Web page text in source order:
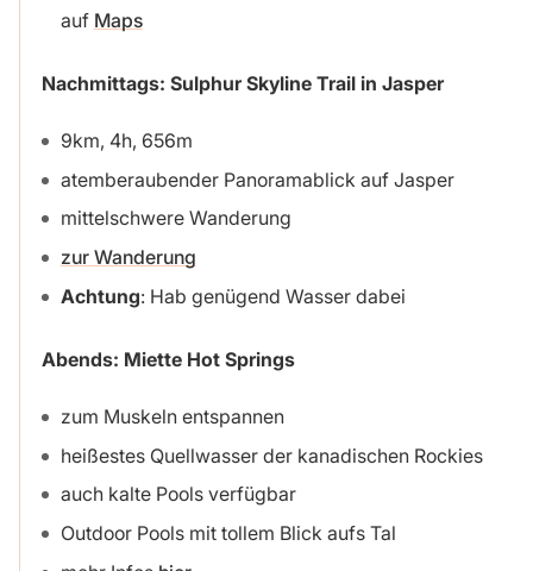
auf Maps
Nachmittags: Sulphur Skyline Trail in Jasper
9km, 4h, 656m
atemberaubender Panoramablick auf Jasper
mittelschwere Wanderung
zur Wanderung
Achtung: Hab genügend Wasser dabei
Abends: Miette Hot Springs
zum Muskeln entspannen
heißestes Quellwasser der kanadischen Rockies
auch kalte Pools verfügbar
Outdoor Pools mit tollem Blick aufs Tal